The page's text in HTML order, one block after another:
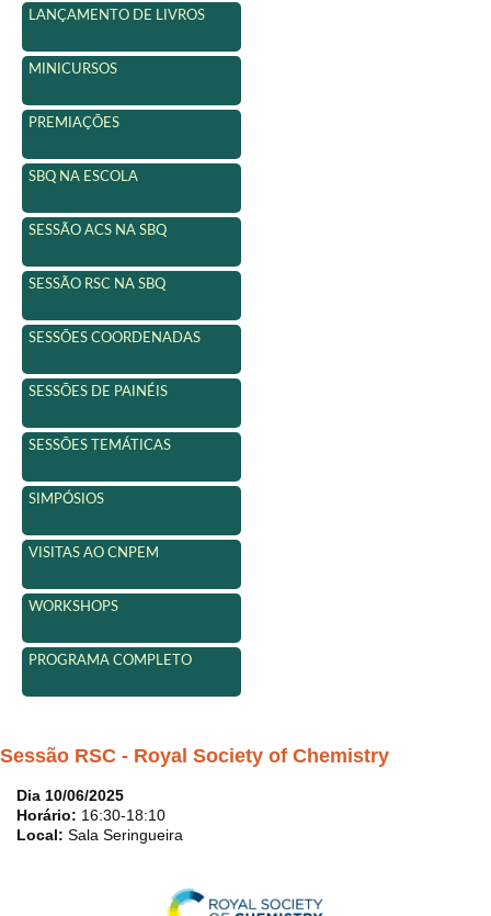
LANÇAMENTO DE LIVROS
MINICURSOS
PREMIAÇÕES
SBQ NA ESCOLA
SESSÃO ACS NA SBQ
SESSÃO RSC NA SBQ
SESSÕES COORDENADAS
SESSÕES DE PAINÉIS
SESSÕES TEMÁTICAS
SIMPÓSIOS
VISITAS AO CNPEM
WORKSHOPS
PROGRAMA COMPLETO
Sessão RSC - Royal Society of Chemistry
Dia 10/06/2025
Horário: 16:30-18:10
Local: Sala Seringueira